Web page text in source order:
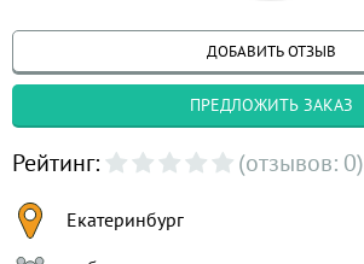
ДОБАВИТЬ ОТЗЫВ
ПРЕДЛОЖИТЬ ЗАКАЗ
Рейтинг: (отзывов: 0)
Екатеринбург